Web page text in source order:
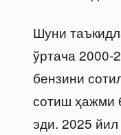
Шуни
ўртача 2000-
бензини
сотиш ҳажми
эди. 2025 йил